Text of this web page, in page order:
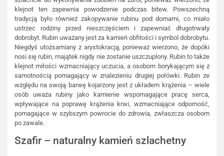
klejnot ten zapewnia powodzenie podczas bitew. Powszechną
tradycją było również zakopywanie rubinu pod domami, co miało
ustrzec rodziny przed nieszczęściem i zapewniać długotrwały
dobrobyt. Rubin uważany jest za kamień obfitości i symbol dobrobytu.
Niegdyś utożsamiany z arystokracją, ponieważ wierzono, że dopóki
nosi się rubin, majątek nigdy nie zostanie uszczuplony. Rubin to także
klejnot miłości wzmacniający uczucia, a osobom borykającym się z
samotnością pomagający w znalezieniu drugiej połówki. Rubin ze
względu na swoją barwę kojarzony jest z układem krążenia – wiele
osób uważa rubiny jako kamienie wspomagające pracę serca,
wpływające na poprawę krążenia krwi, wzmacniające odporność,
pomagające w szybszym powrocie do zdrowia, zwłaszcza osobom
po zawale.
Szafir – naturalny kamień szlachetny